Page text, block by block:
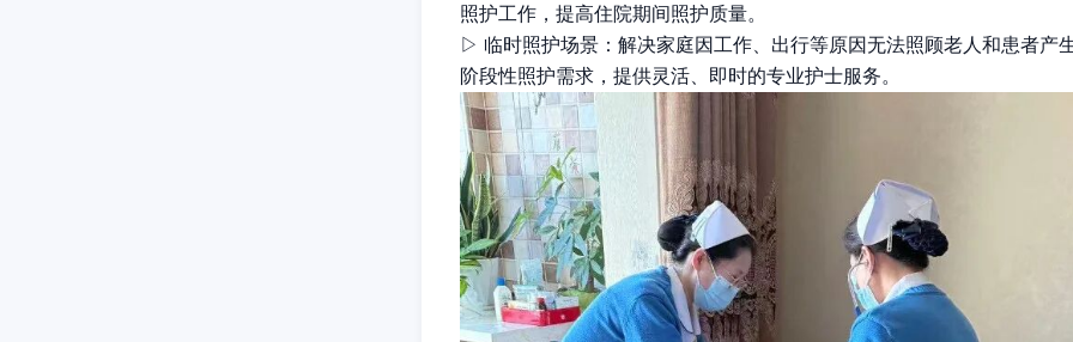
照护工作，提高住院期间照护质量。
▷ 临时照护场景：解决家庭因工作、出行等原因无法照顾老人和患者产
阶段性照护需求，提供灵活、即时的专业护士服务。